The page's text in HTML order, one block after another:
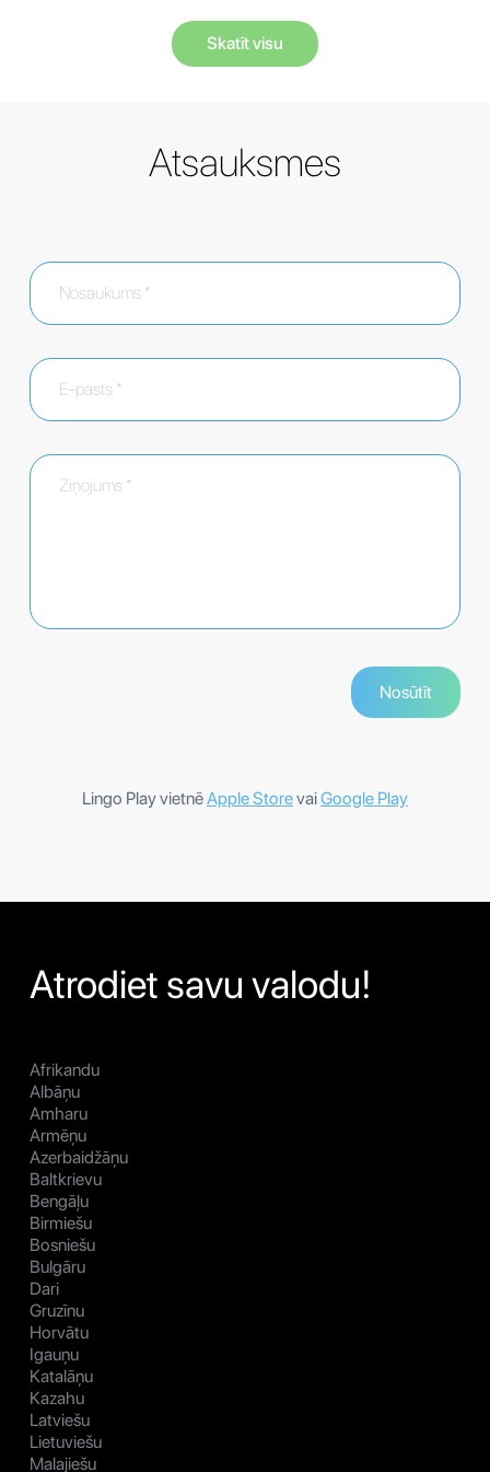
Skatīt visu
Atsauksmes
Lingo Play vietnēApple StorevaiGoogle Play
Atrodiet savu valodu!
Afrikandu
Albāņu
Amharu
Armēņu
Azerbaidžāņu
Baltkrievu
Bengāļu
Birmiešu
Bosniešu
Bulgāru
Dari
Gruzīnu
Horvātu
Igauņu
Katalāņu
Kazahu
Latviešu
Lietuviešu
Malajiešu